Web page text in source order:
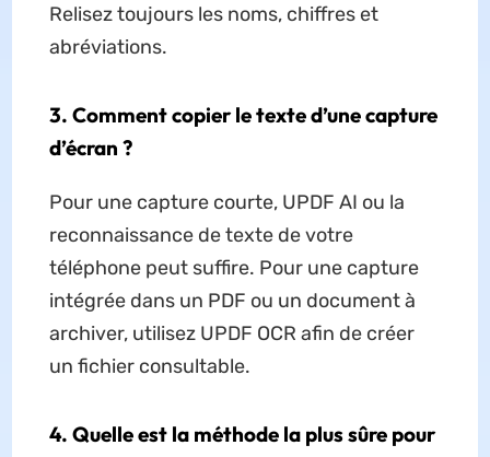
Relisez toujours les noms, chiffres et
abréviations.
3. Comment copier le texte d’une capture
d’écran ?
Pour une capture courte, UPDF AI ou la
reconnaissance de texte de votre
téléphone peut suffire. Pour une capture
intégrée dans un PDF ou un document à
archiver, utilisez UPDF OCR afin de créer
un fichier consultable.
4. Quelle est la méthode la plus sûre pour